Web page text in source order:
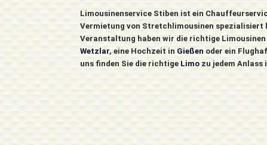
Limousinenservice Stiben ist ein
Vermietung von Stretchlimousinen spezialisiert
Veranstaltung haben wir die richtige Limousinen
Wetzlar, eine Hochzeit in Gießen oder ein
uns finden Sie die richtige Limozu jedem Anlass